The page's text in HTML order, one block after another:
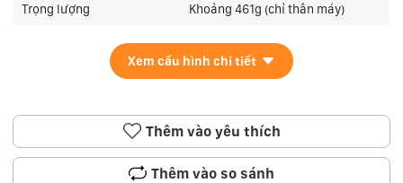
Trọng lượng Khoảng 461g (chỉ thân máy)
Xem cấu hình chi tiết
Thêm vào yêu thích
Thêm vào so sánh